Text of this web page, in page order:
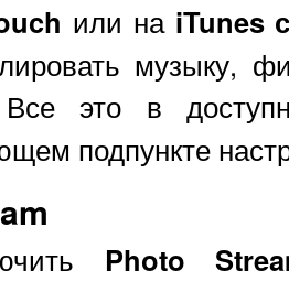
или на iTunes
музыку,
это в
подпункте
Photo